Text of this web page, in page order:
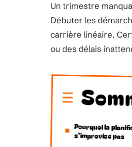
Un trimestre
Débuter les
carrière linéaire.
ou des délais
Pourquoi la
s’improvise pas